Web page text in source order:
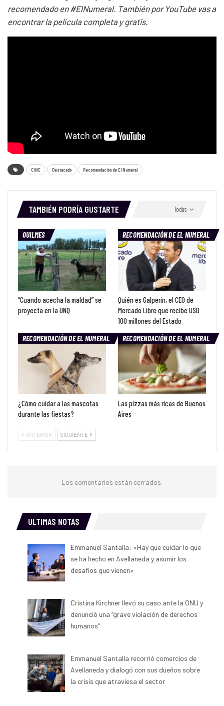
recomendado en #ElNumeral. También por YouTube vas a
encontrar la película completa y gratis.
CINE Destacado Recomendación de El Numeral
Todas
TAMBIÉN PODRÍA GUSTARTE
QUILMES
“Cuando acecha la maldad” se
proyecta en la UNQ
RECOMENDACIÓN DE EL NUMERAL
Quién es Galperin, el CEO de
Mercado Libre que recibe USD
100 millones del Estado
RECOMENDACIÓN DE EL NUMERAL
¿Cómo cuidar a las mascotas
durante las fiestas?
RECOMENDACIÓN DE EL NUMERAL
Las pizzas más ricas de Buenos
Aires
ANTERIOR SIGUIENTE
Los comentarios están cerrados.
ULTIMAS NOTAS
Emmanuel Santalla: «Hay que cuidar lo que
se ha hecho en Avellaneda y asumir los
desafíos que vienen»
Cristina Kirchner llevó su caso ante la ONU y
denunció una “grave violación de derechos
humanos”
Emmanuel Santalla recorrió comercios de
Avellaneda y dialogó con sus dueños sobre
la crisis que atraviesa el sector